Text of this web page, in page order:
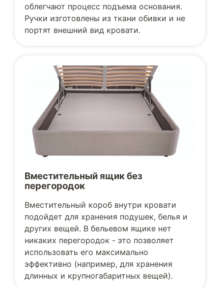
облегчают процесс подъема основания.
Ручки изготовлены из ткани обивки и не
портят внешний вид кровати.
Вместительный ящик без
перегородок
Вместительный короб внутри кровати
подойдет для хранения подушек, белья и
других вещей. В бельевом ящике нет
никаких перегородок - это позволяет
использовать его максимально
эффективно (например, для хранения
длинных и крупногабаритных вещей).